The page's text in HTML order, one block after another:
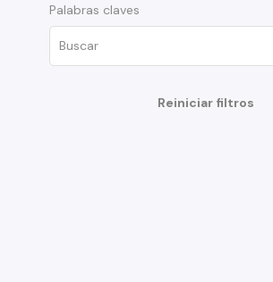
Fusion
Edge
Palabras claves
Reiniciar filtros